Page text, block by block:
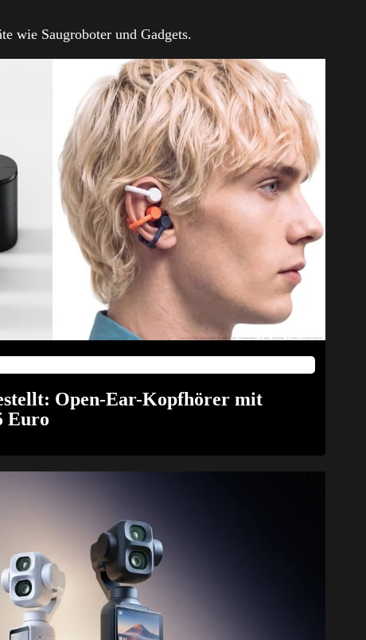
wie Saugroboter und Gadgets.
Open-Ear-Kopfhörer mit
Euro